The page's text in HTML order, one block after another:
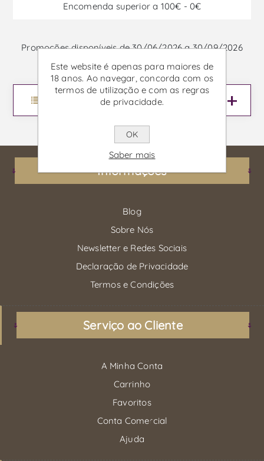
Encomenda superior a 100€ - 0€
Promoções disponíveis de 30/06/2026 a 30/09/2026
Informações
Blog
Sobre Nós
Newsletter e Redes Sociais
Declaração de Privacidade
Termos e Condições
Serviço ao Cliente
A Minha Conta
Carrinho
Favoritos
Conta Comercial
Ajuda
Este website é apenas para maiores de
18 anos. Ao navegar, concorda com os
termos de utilização e com as regras
de privacidade.
OK
Saber mais